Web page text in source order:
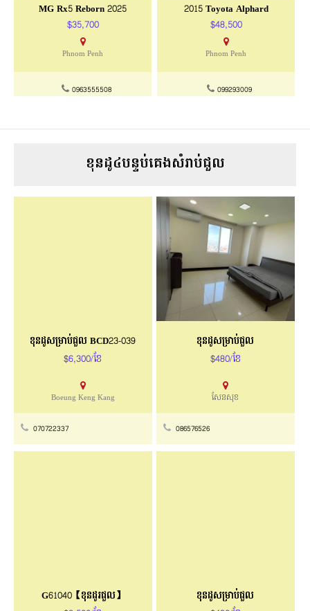
MG Rx5 Reborn 2025
$35,700
Phnom Penh
0963555508
2015 Toyota Alphard
$48,500
Phnom Penh
099293009
ខុនដូ៤បន្ទប់គេងសំរាប់ជួល
ខុនដូសម្រាប់ជួល BCD23-039
$6,300/ខែ
Boeung Keng Kang
070722337
ខុនដូសម្រាប់ជួល
$480/ខែ
សែនសុខ
086576526
G61040【ខុនដូរជួល】
ខុនដូសម្រាប់ជួល